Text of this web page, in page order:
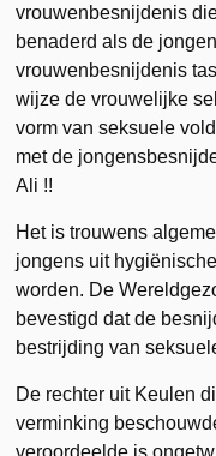
vrouwenbesnijdenis
benaderd als de
vrouwenbesnijdenis
wijze de vrouwelijke
vorm van seksuele
met de
Ali !!
Het is trouwens
jongens uit
worden. De
bevestigd dat de
bestrijding van
De rechter uit Keulen
verminking
veroordeelde is